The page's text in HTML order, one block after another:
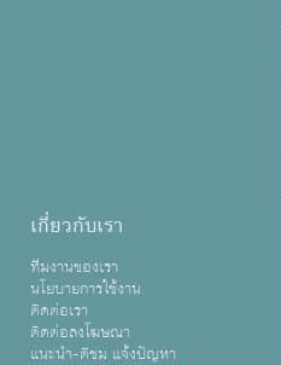
เกี่ยวกับเรา
ทีมงานของเรา
นโยบายการใช้งาน
ติดต่อเรา
ติดต่อลงโฆษณา
แนะนำ-ติชม แจ้งปัญหา